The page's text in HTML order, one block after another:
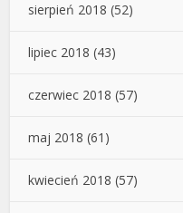
sierpień 2018 (52)
lipiec 2018 (43)
czerwiec 2018 (57)
maj 2018 (61)
kwiecień 2018 (57)